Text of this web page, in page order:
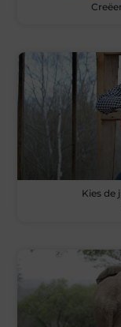
Kies de